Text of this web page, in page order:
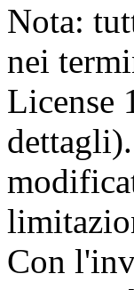
Nota:
nei
License
Con